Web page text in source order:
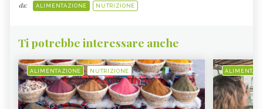
da: ALIMENTAZIONE NUTRIZIONE
Ti potrebbe interessare anche
ALIMENTAZIONE NUTRIZIONE